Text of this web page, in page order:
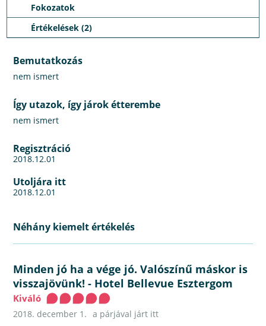
Fokozatok
Értékelések (2)
Bemutatkozás
nem ismert
Így utazok, így járok étterembe
nem ismert
Regisztráció
2018.12.01
Utoljára itt
2018.12.01
Néhány kiemelt értékelés
Minden jó ha a vége jó. Valószínű máskor is
visszajövünk! - Hotel Bellevue Esztergom
Kiváló
2018. december 1. a párjával járt itt